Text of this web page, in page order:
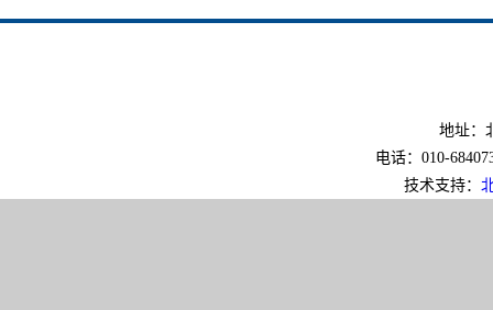
地址：
电话：010-
技术支持：